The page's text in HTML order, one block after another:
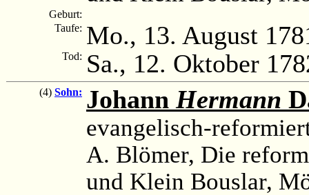
Geburt:
Taufe: Mo., 13. August
Tod: Sa., 12. Oktober
(4) Sohn: Johann Hermann
evangelisch-
A. Blömer, Die
und Klein Bouslar,